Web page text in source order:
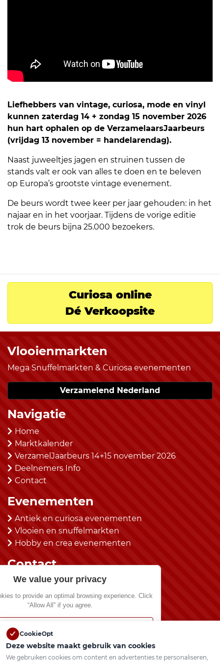
Liefhebbers van vintage, curiosa, mode en vinyl
kunnen zaterdag 14 + zondag 15 november 2026
hun hart ophalen op de VerzamelaarsJaarbeurs
(vrijdag 13 november = handelarendag).
Naast juweeltjes jagen en struinen tussen de
stands valt er ook van alles te doen en te beleven
op Europa’s grootste vintage evenement.
De beurs wordt twee keer per jaar gehouden: in het
najaar en in het voorjaar. Tijdens de vorige editie
trok de beurs bijna 25.000 bezoekers.
Curiosa online
Dé Verkoopsite
Vlooienmarkten
Mega Snuffelmarkten & Curiosa evenementen
Verzamelend Nederland
Navigatie
Home
Marktkalender
VerzamelJaarbeurs 14+15 november 2026
Deelnemers Info
Contact
Evenementen
Antiek en curiosa evenementen
Vlooien en snuffelmarkten
Hobby en crea evenementen
Contact
Van Aerle BV
kantoor@vanaerlebv.nl
(0492) 525483
Social Media
We value your privacy
to provide an optimal browsing experience. Click
“Allow All” if you agree.
Allow All
CookieOpt
Deze website maakt gebruik van cookies
We gebruiken cookies om content en advertenties te personaliseren,